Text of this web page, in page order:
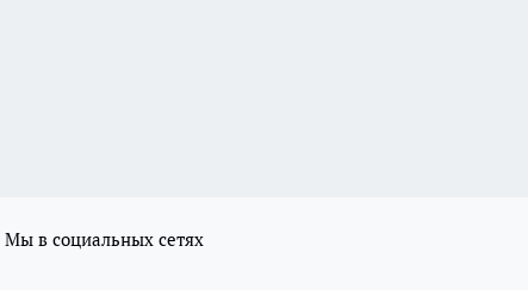
Мы в социальных сетях